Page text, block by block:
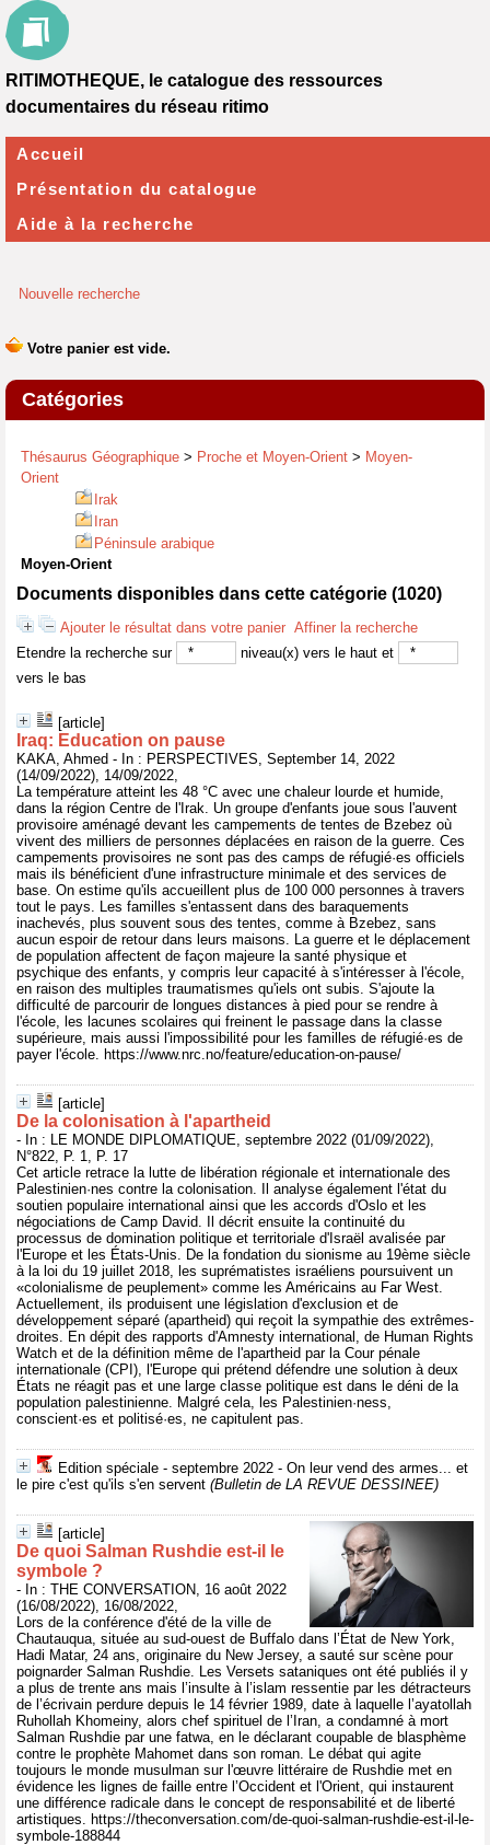
Nouvelle recherche
Catégories
Thésaurus Géographique > Proche et Moyen-Orient > Moyen-
Orient
Irak
Iran
Péninsule arabique
Moyen-Orient
Documents disponibles dans cette catégorie (1020)
Ajouter le résultat dans votre panier Affiner la recherche
Etendre la recherche sur
niveau(x) vers le haut et
vers le bas
[article]
Iraq: Education on pause
KAKA, Ahmed - In : PERSPECTIVES, September 14, 2022
(14/09/2022), 14/09/2022,
La température atteint les 48 °C avec une chaleur lourde et humide,
dans la région Centre de l'Irak. Un groupe d'enfants joue sous l'auvent
provisoire aménagé devant les campements de tentes de Bzebez où
vivent des milliers de personnes déplacées en raison de la guerre. Ces
campements provisoires ne sont pas des camps de réfugié·es officiels
mais ils bénéficient d'une infrastructure minimale et des services de
base. On estime qu'ils accueillent plus de 100 000 personnes à travers
tout le pays. Les familles s'entassent dans des baraquements
inachevés, plus souvent sous des tentes, comme à Bzebez, sans
aucun espoir de retour dans leurs maisons. La guerre et le déplacement
de population affectent de façon majeure la santé physique et
psychique des enfants, y compris leur capacité à s'intéresser à l'école,
en raison des multiples traumatismes qu'iels ont subis. S'ajoute la
difficulté de parcourir de longues distances à pied pour se rendre à
l'école, les lacunes scolaires qui freinent le passage dans la classe
supérieure, mais aussi l'impossibilité pour les familles de réfugié·es de
payer l'école. https://www.nrc.no/feature/education-on-pause/
[article]
De la colonisation à l'apartheid
- In : LE MONDE DIPLOMATIQUE, septembre 2022 (01/09/2022),
N°822, P. 1, P. 17
Cet article retrace la lutte de libération régionale et internationale des
Palestinien·nes contre la colonisation. Il analyse également l'état du
soutien populaire international ainsi que les accords d'Oslo et les
négociations de Camp David. Il décrit ensuite la continuité du
processus de domination politique et territoriale d'Israël avalisée par
l'Europe et les États-Unis. De la fondation du sionisme au 19ème siècle
à la loi du 19 juillet 2018, les suprématistes israéliens poursuivent un
«colonialisme de peuplement» comme les Américains au Far West.
Actuellement, ils produisent une législation d'exclusion et de
développement séparé (apartheid) qui reçoit la sympathie des extrêmes-
droites. En dépit des rapports d'Amnesty international, de Human Rights
Watch et de la définition même de l'apartheid par la Cour pénale
internationale (CPI), l'Europe qui prétend défendre une solution à deux
États ne réagit pas et une large classe politique est dans le déni de la
population palestinienne. Malgré cela, les Palestinien·ness,
conscient·es et politisé·es, ne capitulent pas.
Edition spéciale - septembre 2022 - On leur vend des armes... et
le pire c'est qu'ils s'en servent (Bulletin de LA REVUE DESSINEE)
[article]
De quoi Salman Rushdie est-il le
symbole ?
- In : THE CONVERSATION, 16 août 2022
(16/08/2022), 16/08/2022,
Lors de la conférence d'été de la ville de
Chautauqua, située au sud-ouest de Buffalo dans l’État de New York,
Hadi Matar, 24 ans, originaire du New Jersey, a sauté sur scène pour
poignarder Salman Rushdie. Les Versets sataniques ont été publiés il y
a plus de trente ans mais l’insulte à l’islam ressentie par les détracteurs
de l’écrivain perdure depuis le 14 février 1989, date à laquelle l’ayatollah
Ruhollah Khomeiny, alors chef spirituel de l’Iran, a condamné à mort
Salman Rushdie par une fatwa, en le déclarant coupable de blasphème
contre le prophète Mahomet dans son roman. Le débat qui agite
toujours le monde musulman sur l'œuvre littéraire de Rushdie met en
évidence les lignes de faille entre l’Occident et l'Orient, qui instaurent
une différence radicale dans le concept de responsabilité et de liberté
artistiques. https://theconversation.com/de-quoi-salman-rushdie-est-il-le-
symbole-188844
RITIMOTHEQUE, le catalogue des ressources
documentaires du réseau ritimo
Accueil
Présentation du catalogue
Aide à la recherche